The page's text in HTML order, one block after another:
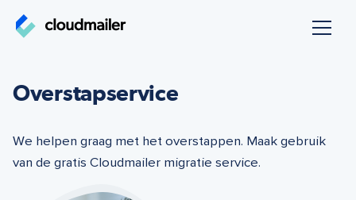
Navigatie
Overstapservice
We helpen graag met het overstappen. Maak gebruik
van de gratis Cloudmailer migratie service.